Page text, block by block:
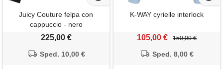
Juicy Couture felpa con
cappuccio - nero
225,00 €
Sped. 10,00 €
K-WAY cyrielle interlock
105,00 € 150,00 €
Sped. 8,00 €